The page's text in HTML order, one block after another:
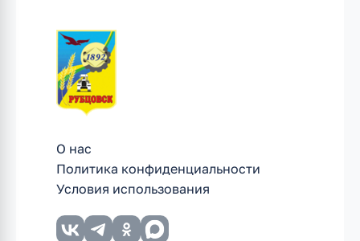
О нас
Политика конфиденциальности
Условия использования